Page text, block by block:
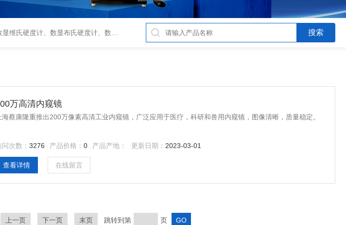
金相抛光机PG-2A、金相预磨机YM-2A、金相切割机QG-4A、金相镶嵌机XQ-1、自动金相磨抛机YMPZ-2、金相磨平机MPJ-25
万高清内窥镜
海蔡康隆重推出200万像素高清工业内窥镜，广泛应用于医疗，科研和兽用内窥镜，图像清晰，质量稳定。
问次数： 3276 产品价格： 0 产品产地： 更新日期： 2023-03-01
查看详情 在线留言
上一页 下一页 末页 跳转到第 页